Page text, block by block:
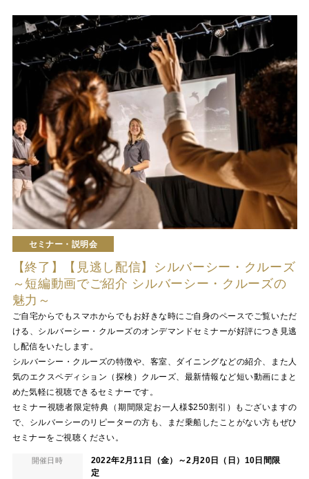
セミナー・説明会
【終了】【見逃し配信】シルバーシー・クルーズ
～短編動画でご紹介 シルバーシー・クルーズの
魅力～
ご自宅からでもスマホからでもお好きな時にご自身のペースでご覧いただ
ける、シルバーシー・クルーズのオンデマンドセミナーが好評につき見逃
し配信をいたします。
シルバーシー・クルーズの特徴や、客室、ダイニングなどの紹介、また人
気のエクスペディション（探検）クルーズ、最新情報など短い動画にまと
めた気軽に視聴できるセミナーです。
セミナー視聴者限定特典（期間限定お一人様$250割引）もございますの
で、シルバーシーのリピーターの方も、まだ乗船したことがない方もぜひ
セミナーをご視聴ください。
開催日時
2022年2月11日（金）～2月20日（日）10日間限
定